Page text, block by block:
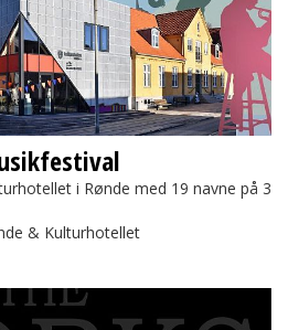
i Rønde med 19 navne på 3
& Kulturhotellet